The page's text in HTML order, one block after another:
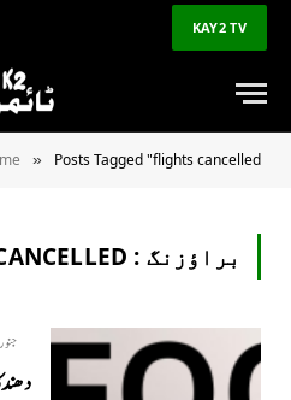
KAY2 TV
» Posts Tagged "flights cancelled"
براؤزنگ :
جنوری
دھند کا